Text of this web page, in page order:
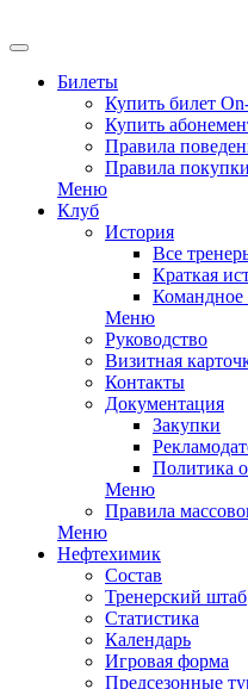
Билеты
Купить билет
Купить
Правила
Правила покупки
Меню
Клуб
История
Все
Краткая
Командное
Меню
Руководство
Визитная
Контакты
Документация
Закупки
Политика
Меню
Правила
Меню
Нефтехимик
Состав
Тренерский штаб
Статистика
Календарь
Игровая форма
Предсезонные